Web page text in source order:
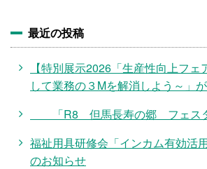
最近の投稿
【特別展示2026「生産性向上フ
して業務の３Mを解消しよう～」
「R8 但馬長寿の郷 フェスタ
福祉用具研修会「インカム有効活
のお知らせ